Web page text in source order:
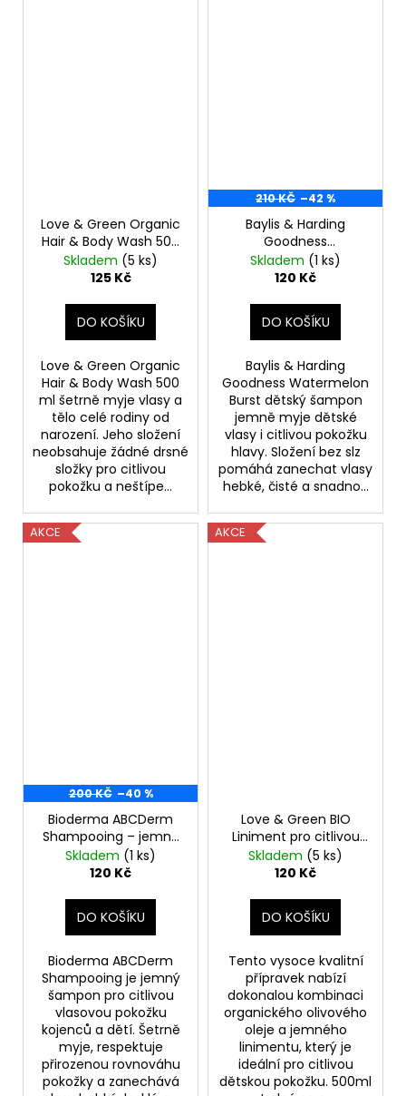
Love & Green Organic
Hair & Body Wash 500
ml
Skladem (5 ks)
125 Kč
DO KOŠÍKU
Love & Green Organic
Hair & Body Wash 500
ml šetrně myje vlasy a
tělo celé rodiny od
narození. Jeho složení
neobsahuje žádné drsné
složky pro citlivou
pokožku a neštípe...
210 KČ –42 %
Baylis & Harding
Goodness
Watermelon Burst
dětský šampon 500 ml
Skladem (1 ks)
120 Kč
DO KOŠÍKU
Baylis & Harding
Goodness Watermelon
Burst dětský šampon
jemně myje dětské
vlasy i citlivou pokožku
hlavy. Složení bez slz
pomáhá zanechat vlasy
hebké, čisté a snadno...
AKCE
200 KČ –40 %
Bioderma ABCDerm
Shampooing – jemný
dětský šampon 200ml
(prasklé víčko)
Skladem (1 ks)
120 Kč
DO KOŠÍKU
Bioderma ABCDerm
Shampooing je jemný
šampon pro citlivou
vlasovou pokožku
kojenců a dětí. Šetrně
myje, respektuje
přirozenou rovnováhu
pokožky a zanechává
AKCE
Love & Green BIO
Liniment pro citlivou
dětskou pokožku
500ml
Skladem (5 ks)
120 Kč
DO KOŠÍKU
Tento vysoce kvalitní
přípravek nabízí
dokonalou kombinaci
organického olivového
oleje a jemného
linimentu, který je
ideální pro citlivou
dětskou pokožku. 500ml